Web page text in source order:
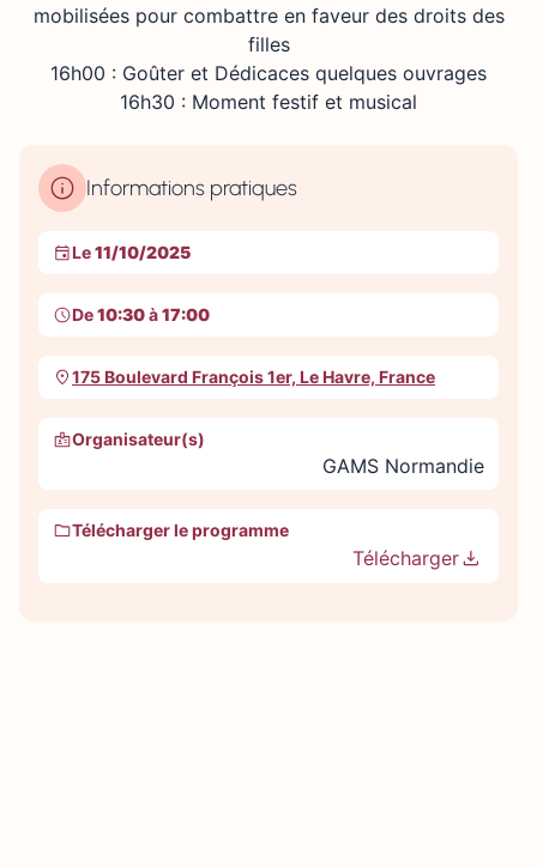
mobilisées pour combattre en faveur des droits des
filles
16h00 : Goûter et Dédicaces quelques ouvrages
16h30 : Moment festif et musical
Informations pratiques
Le11/10/2025
De10:30à17:00
175 Boulevard François 1er, Le Havre, France
Organisateur(s)
GAMS Normandie
Télécharger le programme
Télécharger